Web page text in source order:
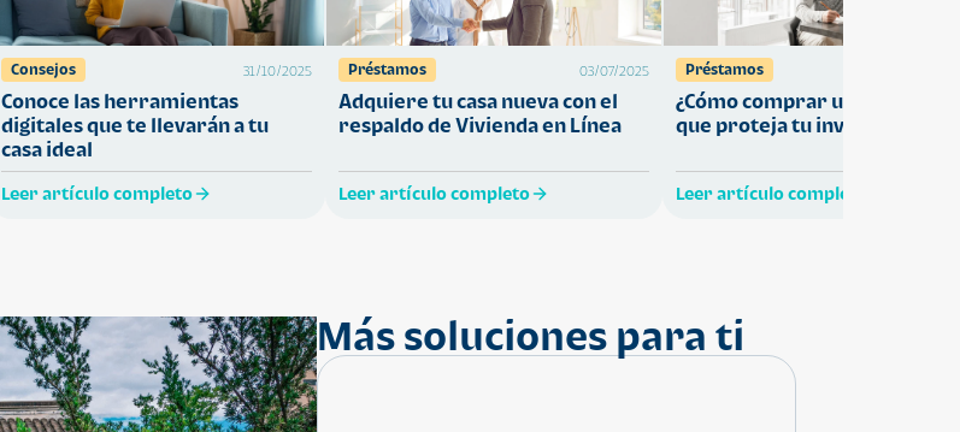
Consejos 31/10/2025
Conoce las herramientas
digitales que te llevarán a tu
casa ideal
Leer artículo completo
Préstamos 03/07/2025
Adquiere tu casa nueva con el
respaldo de Vivienda en Línea
Leer artículo completo
Préstamos
¿Cómo comprar una vivienda
que proteja tu inversión?
Leer artículo completo
Más soluciones para ti